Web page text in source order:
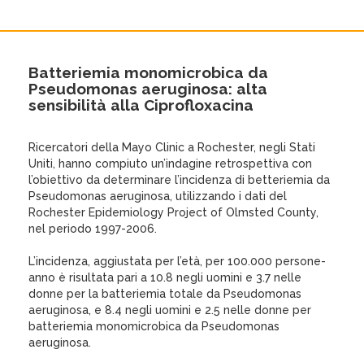
Batteriemia monomicrobica da
Pseudomonas aeruginosa: alta
sensibilità alla Ciprofloxacina
Ricercatori della Mayo Clinic a Rochester, negli Stati
Uniti, hanno compiuto un’indagine retrospettiva con
l’obiettivo da determinare l’incidenza di betteriemia da
Pseudomonas aeruginosa, utilizzando i dati del
Rochester Epidemiology Project of Olmsted County,
nel periodo 1997-2006.
L’incidenza, aggiustata per l’età, per 100.000 persone-
anno è risultata pari a 10.8 negli uomini e 3.7 nelle
donne per la batteriemia totale da Pseudomonas
aeruginosa, e 8.4 negli uomini e 2.5 nelle donne per
batteriemia monomicrobica da Pseudomonas
aeruginosa.